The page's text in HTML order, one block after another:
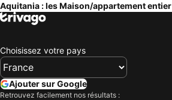
Aquitania : les Maison/appartement entier
Choisissez votre pays
Ajouter sur Google
Retrouvez facilement nos résultats :